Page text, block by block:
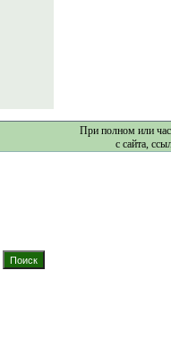
При полном или
с сайта,